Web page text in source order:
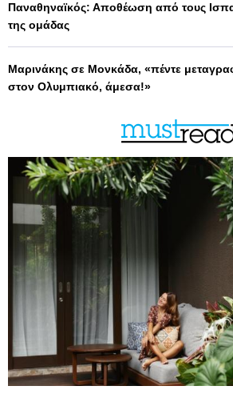
Παναθηναϊκός: Αποθέωση από τους
της ομάδας
Μαρινάκης σε Μονκάδα, «πέντε
στον Ολυμπιακό, άμεσα!»